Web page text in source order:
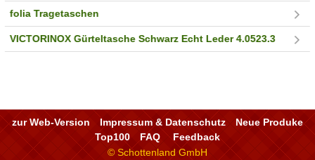
folia Tragetaschen
VICTORINOX Gürteltasche Schwarz Echt Leder 4.0523.3
zur Web-Version Impressum & Datenschutz
Neue Produke
Top100
FAQ
Feedback
© Schottenland GmbH